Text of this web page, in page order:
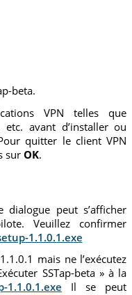
beta.
VPN telles que
etc. avant d’installer ou
quitter le client VPN
sur OK.
peut s’afficher
Veuillez confirmer
1.1.0.1.exe
mais ne l’exécutez
SSTap-beta » à la
1.1.0.1.exe Il se peut